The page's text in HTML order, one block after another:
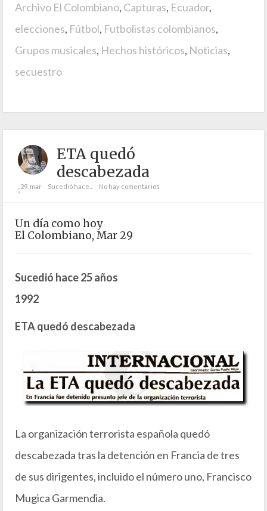
Archivo El Colombiano, Capturas, Ecuador,
elecciones, Fútbol, Futbolistas colombianos,
Grupos musicales, Hechos históricos, Noticias,
secuestro
ETA quedó
descabezada
;29. mar Sucedió hace... No hay comentarios
Un día como hoy
El Colombiano, Mar 29
Sucedió hace 25 años
1992
ETA quedó descabezada
La organización terrorista española quedó
descabezada tras la detención en Francia de tres
de sus dirigentes, incluido el número uno, Francisco
Mugica Garmendia.